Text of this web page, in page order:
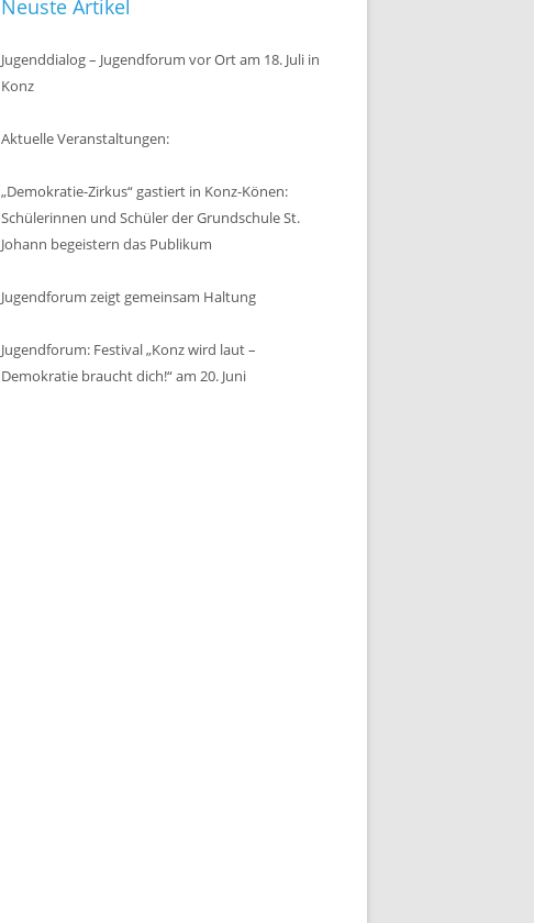
Neuste Artikel
Jugenddialog – Jugendforum vor Ort am 18. Juli in
Konz
Aktuelle Veranstaltungen:
„Demokratie-Zirkus“ gastiert in Konz-Könen:
Schülerinnen und Schüler der Grundschule St.
Johann begeistern das Publikum
Jugendforum zeigt gemeinsam Haltung
Jugendforum: Festival „Konz wird laut –
Demokratie braucht dich!“ am 20. Juni